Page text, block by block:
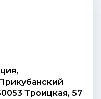
Троицкая, 57